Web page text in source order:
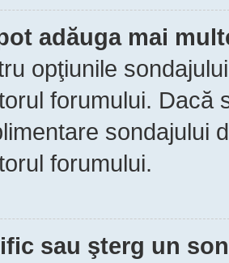
adăuga mai
opţiunile
forumului. Dacă
sondajului
forumului.
sau şterg un